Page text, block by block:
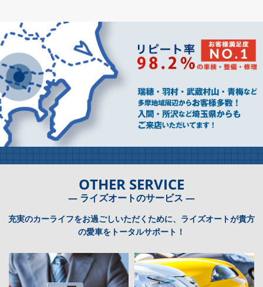
OTHER SERVICE
― ライズオートのサービス ―
充実のカーライフをお過ごしいただくために、ライズオートが貴方
の愛車をトータルサポート！